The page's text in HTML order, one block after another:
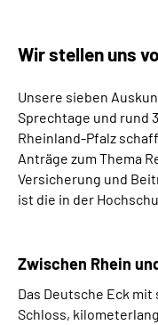
Inhalte in
Leichte Sprache
Suche
Wir stellen uns
Unsere sieben
Sprechtage und rund
Rheinland-Pfalz
Anträge zum Thema
Versicherung und
ist die in der
Zwischen Rhein
Das Deutsche Eck
Schloss,